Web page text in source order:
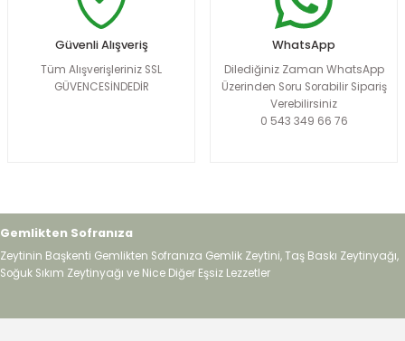
Güvenli Alışveriş
Tüm Alışverişleriniz SSL
GÜVENCESİNDEDİR
WhatsApp
Dilediğiniz Zaman WhatsApp
Üzerinden Soru Sorabilir Sipariş
Verebilirsiniz
0 543 349 66 76
Gemlikten Sofranıza
Zeytinin Başkenti Gemlikten Sofranıza Gemlik Zeytini, Taş Baskı Zeytinyağı,
Soğuk Sıkım Zeytinyağı ve Nice Diğer Eşsiz Lezzetler